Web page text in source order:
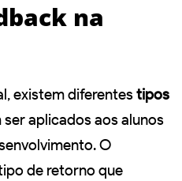
na
existem diferentestipos
aplicados aos alunos
O
de retorno que